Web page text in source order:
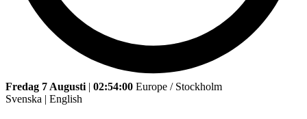
Fredag 7 Augusti | 02:54:00 Europe / Stockholm
Svenska | English